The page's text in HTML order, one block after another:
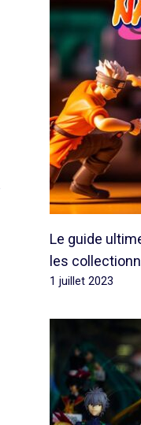
Le guide
les
1 juillet 2023